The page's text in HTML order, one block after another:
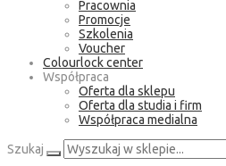
Pracownia
Promocje
Szkolenia
Voucher
Colourlock center
Współpraca
Oferta dla sklepu
Oferta dla studia i firm
Współpraca medialna
Szukaj